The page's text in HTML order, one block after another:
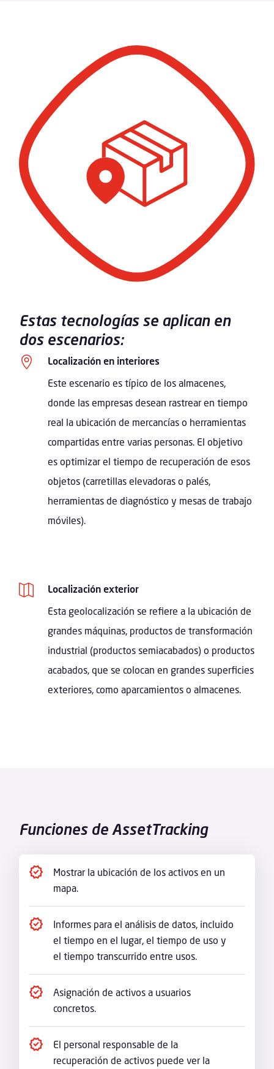
Estas tecnologías se aplican en
dos escenarios:

Localización en interiores
Este escenario es típico de los almacenes,
donde las empresas desean rastrear en tiempo
real la ubicación de mercancías o herramientas
compartidas entre varias personas. El objetivo
es optimizar el tiempo de recuperación de esos
objetos (carretillas elevadoras o palés,
herramientas de diagnóstico y mesas de trabajo
móviles).

Localización exterior
Esta geolocalización se refiere a la ubicación de
grandes máquinas, productos de transformación
industrial (productos semiacabados) o productos
acabados, que se colocan en grandes superficies
exteriores, como aparcamientos o almacenes.
Funciones de AssetTracking
Mostrar la ubicación de los activos en un
mapa.
Informes para el análisis de datos, incluido
el tiempo en el lugar, el tiempo de uso y
el tiempo transcurrido entre usos.
Asignación de activos a usuarios
concretos.
El personal responsable de la
recuperación de activos puede ver la